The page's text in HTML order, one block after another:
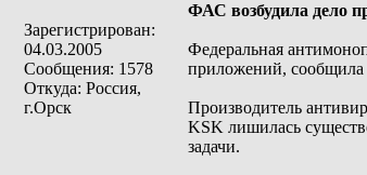
Зарегистрирован:
04.03.2005
Сообщения: 1578
Откуда: Россия,
г.Орск
ФАС возбудила дело
Федеральная
приложений, сообщила
Производитель
KSK лишилась
задачи.